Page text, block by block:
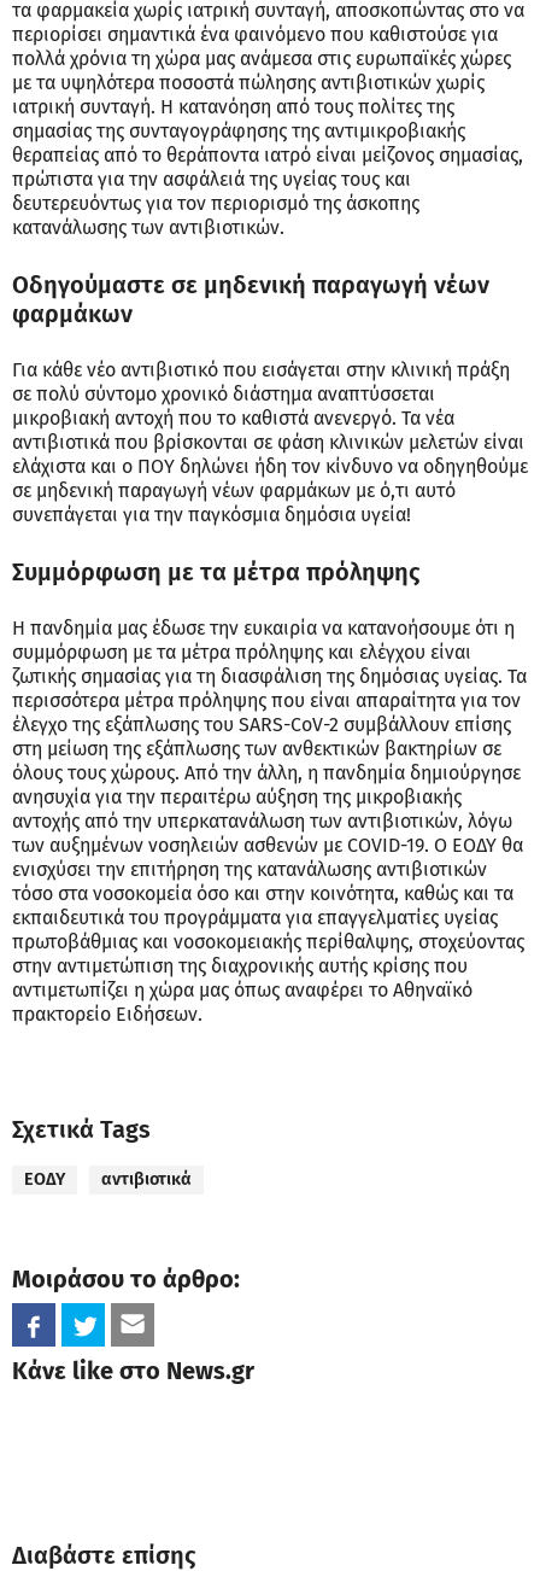
τα φαρμακεία χωρίς ιατρική συνταγή, αποσκοπώντας στο να
περιορίσει σημαντικά ένα φαινόμενο που καθιστούσε για
πολλά χρόνια τη χώρα μας ανάμεσα στις ευρωπαϊκές χώρες
με τα υψηλότερα ποσοστά πώλησης αντιβιοτικών χωρίς
ιατρική συνταγή. Η κατανόηση από τους πολίτες της
σημασίας της συνταγογράφησης της αντιμικροβιακής
θεραπείας από το θεράποντα ιατρό είναι μείζονος σημασίας,
πρώτιστα για την ασφάλειά της υγείας τους και
δευτερευόντως για τον περιορισμό της άσκοπης
κατανάλωσης των αντιβιοτικών.
Οδηγούμαστε σε μηδενική παραγωγή νέων
φαρμάκων
Για κάθε νέο αντιβιοτικό που εισάγεται στην κλινική πράξη
σε πολύ σύντομο χρονικό διάστημα αναπτύσσεται
μικροβιακή αντοχή που το καθιστά ανενεργό. Τα νέα
αντιβιοτικά που βρίσκονται σε φάση κλινικών μελετών είναι
ελάχιστα και ο ΠΟΥ δηλώνει ήδη τον κίνδυνο να οδηγηθούμε
σε μηδενική παραγωγή νέων φαρμάκων με ό,τι αυτό
συνεπάγεται για την παγκόσμια δημόσια υγεία!
Συμμόρφωση με τα μέτρα πρόληψης
Η πανδημία μας έδωσε την ευκαιρία να κατανοήσουμε ότι η
συμμόρφωση με τα μέτρα πρόληψης και ελέγχου είναι
ζωτικής σημασίας για τη διασφάλιση της δημόσιας υγείας. Τα
περισσότερα μέτρα πρόληψης που είναι απαραίτητα για τον
έλεγχο της εξάπλωσης του SARS-CoV-2 συμβάλλουν επίσης
στη μείωση της εξάπλωσης των ανθεκτικών βακτηρίων σε
όλους τους χώρους. Από την άλλη, η πανδημία δημιούργησε
ανησυχία για την περαιτέρω αύξηση της μικροβιακής
αντοχής από την υπερκατανάλωση των αντιβιοτικών, λόγω
των αυξημένων νοσηλειών ασθενών με COVID-19. Ο ΕΟΔΥ θα
ενισχύσει την επιτήρηση της κατανάλωσης αντιβιοτικών
τόσο στα νοσοκομεία όσο και στην κοινότητα, καθώς και τα
εκπαιδευτικά του προγράμματα για επαγγελματίες υγείας
πρωτοβάθμιας και νοσοκομειακής περίθαλψης, στοχεύοντας
στην αντιμετώπιση της διαχρονικής αυτής κρίσης που
αντιμετωπίζει η χώρα μας όπως αναφέρει το Αθηναϊκό
πρακτορείο Ειδήσεων.
Σχετικά Tags
ΕΟΔΥ αντιβιοτικά
Μοιράσου το άρθρο:
Κάνε like στο News.gr
Διαβάστε επίσης